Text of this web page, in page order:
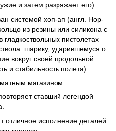
и затем разряжает его).
системой хоп-ап (англ. Hop-
из резины или силикона с
пистолетах
шарику, ударившемуся о
вокруг своей продольной
и стабильность полета).
магазином.
ставший легендой
отличное исполнение деталей